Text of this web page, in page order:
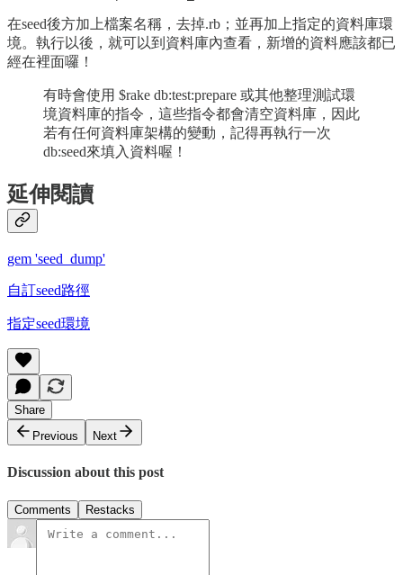
在seed後方加上檔案名稱，去掉.rb；並再加上指定的資料庫環
境。執行以後，就可以到資料庫內查看，新增的資料應該都已
經在裡面囉！
有時會使用 $rake db:test:prepare 或其他整理測試環
境資料庫的指令，這些指令都會清空資料庫，因此
若有任何資料庫架構的變動，記得再執行一次
db:seed來填入資料喔！
延伸閱讀
gem 'seed_dump'
自訂seed路徑
指定seed環境
Share
Previous
Next
Discussion about this post
Comments Restacks